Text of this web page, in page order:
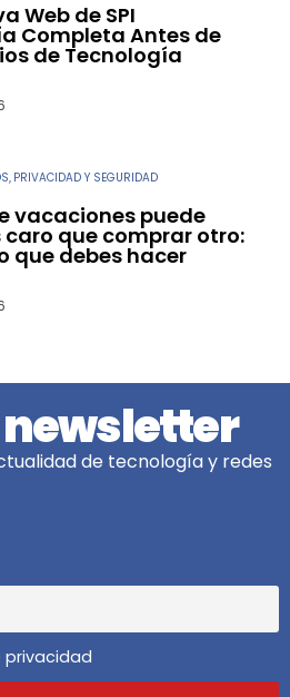
Web de SPI
Completa Antes de
de Tecnología
PRIVACIDAD Y SEGURIDAD
vacaciones puede
que comprar otro:
que debes hacer
de tecnología y redes